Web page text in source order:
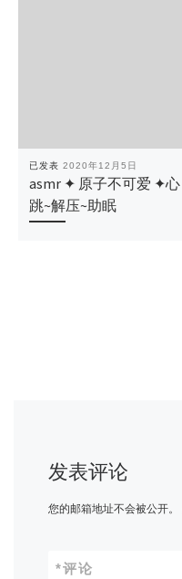
已发表 2020年12月5日
asmr ✦ 原子不可爱 ✦心
跳~解压~助眠
发表评论
您的邮箱地址不会被公开。
评论
*